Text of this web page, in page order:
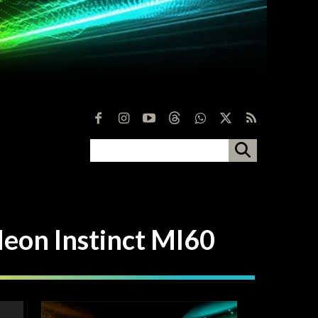
Instinct MI60